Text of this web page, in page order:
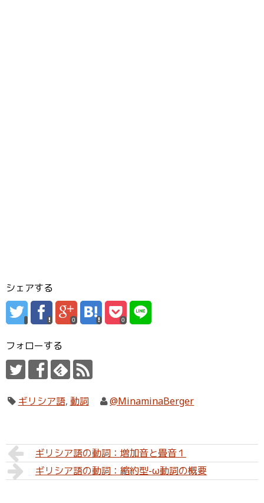
シェアする
0 0
フォローする
ギリシア語, 動詞 @MinaminaBerger
ギリシア語の動詞：増加音と畳音１
ギリシア語の動詞：縮約型-ω動詞の概要